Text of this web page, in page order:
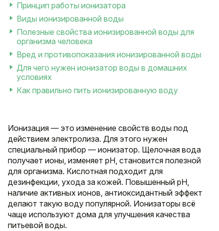
Принцип работы ионизатора
Виды ионизированной воды
Полезные свойства ионизированной воды для
организма человека
Вред и противопоказания ионизированной воды
Для чего нужен ионизатор воды в домашних
условиях
Как правильно пить ионизированную воду
Ионизация — это изменение свойств воды под
действием электролиза. Для этого нужен
специальный прибор — ионизатор. Щелочная вода
получает ионы, изменяет pH, становится полезной
для организма. Кислотная подходит для
дезинфекции, ухода за кожей. Повышенный pH,
наличие активных ионов, антиоксидантный эффект
делают такую воду популярной. Ионизаторы всё
чаще используют дома для улучшения качества
питьевой воды.